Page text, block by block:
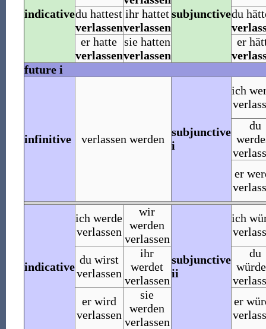
indicative
subjunctive
du hattest
verlassen
ihr hattet
verlassen
du
er hatte
verlassen
sie hatten
verlassen
er
future i
infinitive verlassen werden
subjunctive
i
ich
du
er
indicative
ich werde
verlassen
wir
werden
verlassen
subjunctive
ii
ich
du wirst
verlassen
ihr
werdet
verlassen
du
er wird
verlassen
sie
werden
verlassen
er